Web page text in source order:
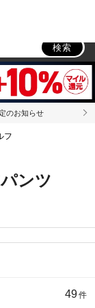
検索
のお知らせ
フ
ンツ
49件